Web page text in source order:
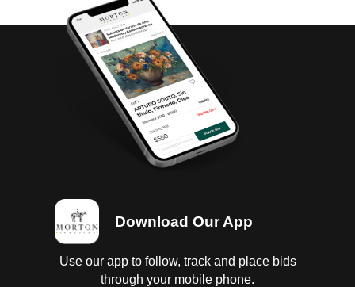
Download Our App
Use our app to follow, track and place bids
through your mobile phone.